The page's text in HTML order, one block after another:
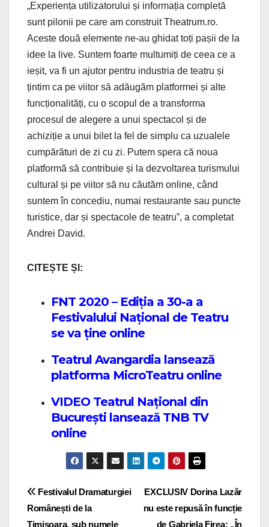
„Experiența utilizatorului și informația completă
sunt pilonii pe care am construit Theatrum.ro.
Aceste două elemente ne-au ghidat toți pașii de la
idee la live. Suntem foarte multumiți de ceea ce a
ieșit, va fi un ajutor pentru industria de teatru și
țintim ca pe viitor să adăugăm platformei și alte
funcționalități, cu o scopul de a transforma
procesul de alegere a unui spectacol și de
achiziție a unui bilet la fel de simplu ca uzualele
cumpărături de zi cu zi. Putem spera că noua
platformă să contribuie și la dezvoltarea turismului
cultural și pe viitor să nu căutăm online, când
suntem în concediu, numai restaurante sau puncte
turistice, dar și spectacole de teatru”, a completat
Andrei David.
CITEȘTE ȘI:
FNT 2020 – Ediția a 30-a a
Festivalului Național de Teatru
se va ține online
Teatrul Avangardia lansează
platforma MicroTeatru online
VIDEO Teatrul Național din
București lansează TNB TV
online
Post navigationEXCLUSIV Dorina Lazăr
nu este repusă în funcție
de Gabriela Firea: „În
Festivalul Dramaturgiei
Românești de la
Timișoara, sub numele